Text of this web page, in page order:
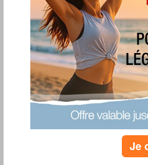
Alors pour cette semaine j ai
on vera sa la semaine
ne doit pas avoir pris ,sinon la
tres mal et je suis épuisé j
journée mais rien i fait , et
comprend rien ,pourtant je
bon la pêche dur 2h apres je
m endormir je tourne en rond
jour se levé c est vraiment
etre en forme
sinon le bébé n arrete pas de
que j ai envie de faire pipi c
coup ,il doit le
Je